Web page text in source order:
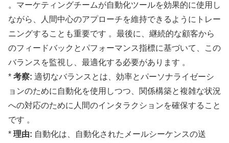
。マーケティングチームが自動化ツールを効果的に使用し
ながら、人間中心のアプローチを維持できるようにトレー
ニングすることも重要です 。最後に、継続的な顧客から
のフィードバックとパフォーマンス指標に基づいて、この
バランスを監視し、最適化する必要があります 。
* 考察: 適切なバランスとは、効率とパーソナライゼーシ
ョンのために自動化を使用しつつ、関係構築と複雑な状況
への対応のために人間のインタラクションを確保すること
です 。
* 理由: 自動化は、自動化されたメールシーケンスの送